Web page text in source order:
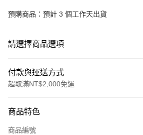
預購商品：預計 3 個工作天出貨
請選擇商品選項
付款與運送方式
超取滿NT$2,000免運
信用卡一次付款
商品特色
商品編號